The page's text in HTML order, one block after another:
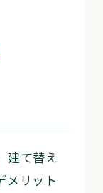
建て替え
メリット